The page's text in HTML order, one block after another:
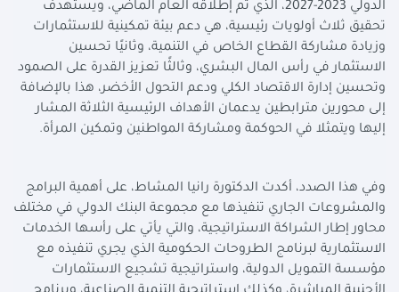
الدولي 2023-2027، الذي تم إطلاقه العام الماضي، ويستهدف
تحقيق ثلاث أولويات رئيسية، هي دعم بيئة تمكينية للاستثمارات
وزيادة مشاركة القطاع الخاص في التنمية، وثانيًا تحسين
الاستثمار في رأس المال البشري، وثالثًا تعزيز القدرة على الصمود
وتحسين إدارة الاقتصاد الكلي ودعم التحول الأخضر، هذا بالإضافة
إلى محورين مترابطين يدعمان الأهداف الرئيسية الثلاثة المشار
إليها ويتمثلا في الحوكمة ومشاركة المواطنين وتمكين المرأة.
وفي هذا الصدد، أكدت الدكتورة رانيا المشاط، على أهمية البرامج
والمشروعات الجاري تنفيذها مع مجموعة البنك الدولي في مختلف
محاور إطار الشراكة الاستراتيجية، والتي يأتي على رأسها الخدمات
الاستثمارية لبرنامج الطروحات الحكومية الذي يجري تنفيذه مع
مؤسسة التمويل الدولية، واستراتيجية تشجيع الاستثمارات